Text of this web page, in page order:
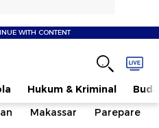
WITH CONTENT
Hukum & Kriminal
Makassar Parepare